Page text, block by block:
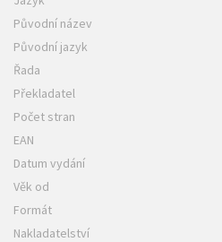
Původní název
Původní jazyk
Řada
Překladatel
Počet stran
EAN
Datum vydání
Věk od
Formát
Nakladatelství